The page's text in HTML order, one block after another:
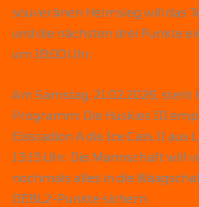
souveränen Heimsieg will das
und die nächsten drei Punkte
um 18:00 Uhr.
Am Samstag, 21.02.2026,
Programm: Die Huskies III
Eisstadion A die Ice Cats II aus
13:15 Uhr. Die Mannschaft will
nochmals alles in die
DEBL2-Punkte sichern.